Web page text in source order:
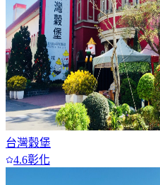
台灣穀堡
4.6彰化